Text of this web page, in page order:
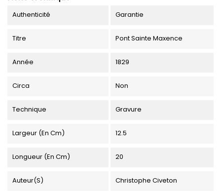
Authenticité Garantie
Titre Pont Sainte Maxence
Année 1829
Circa Non
Technique Gravure
Largeur (en Cm) 12.5
Longueur (en Cm) 20
Auteur(s) Christophe Civeton